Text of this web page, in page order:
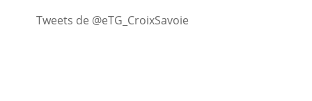
Tweets de @eTG_CroixSavoie